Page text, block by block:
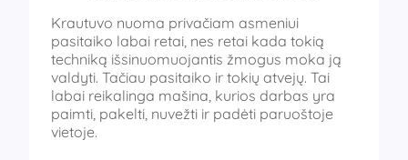
Krautuvo nuoma privačiam asmeniui
pasitaiko labai retai, nes retai kada tokią
techniką išsinuomuojantis žmogus moka ją
valdyti. Tačiau pasitaiko ir tokių atvejų. Tai
labai reikalinga mašina, kurios darbas yra
paimti, pakelti, nuvežti ir padėti paruoštoje
vietoje.